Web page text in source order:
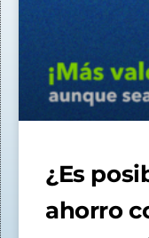
¿Es
ahorro